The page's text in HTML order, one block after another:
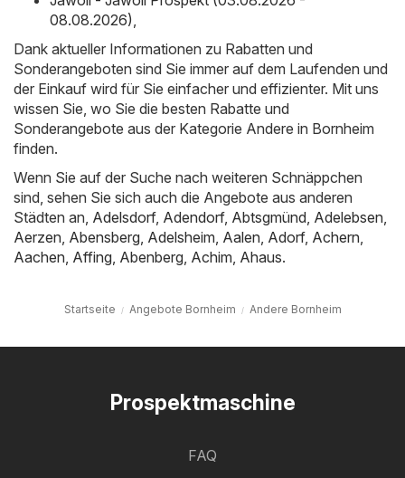
08.08.2026)
Dank aktueller Informationen zu Rabatten und
Sonderangeboten sind Sie immer auf dem Laufenden und
der Einkauf wird für Sie einfacher und effizienter. Mit uns
wissen Sie, wo Sie die besten Rabatte und
Sonderangebote aus der Kategorie Andere in Bornheim
finden.
Wenn Sie auf der Suche nach weiteren Schnäppchen
sind, sehen Sie sich auch die Angebote aus anderen
Städten an, Adelsdorf, Adendorf, Abtsgmünd Adelebsen
Aerzen Abensberg Adelsheim Aalen Adorf, Achern
Aachen Affing Abenberg Achim Ahaus.
Startseite Angebote Bornheim Andere Bornheim
Prospektmaschine
FAQ